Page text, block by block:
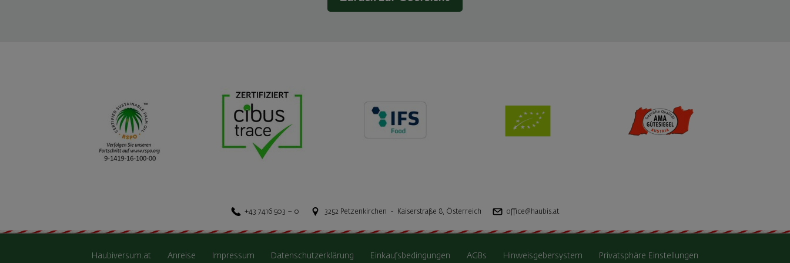
+43 7416 503 – 0 3252 Petzenkirchen - Kaiserstraße 8, Österreich office@haubis.at
Haubiversum.at Anreise Impressum Datenschutzerklärung Einkaufsbedingungen AGBs Hinweisgebersystem Privatsphäre Einstellungen